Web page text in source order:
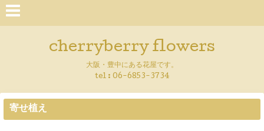
cherryberry flowers
大阪・豊中にある花屋です。
tel : 06-6853-3734
寄せ植え